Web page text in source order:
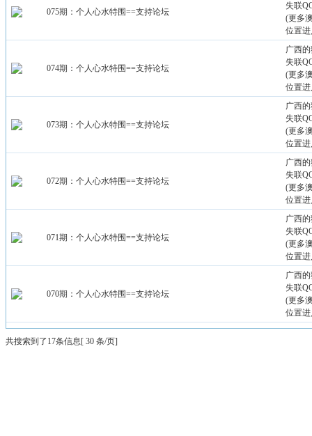
075期：个人心水特围==支持论坛
失联
(更多
位置
074期：个人心水特围==支持论坛
广西
失联
(更多
位置
073期：个人心水特围==支持论坛
广西
失联
(更多
位置
072期：个人心水特围==支持论坛
广西
失联
(更多
位置
071期：个人心水特围==支持论坛
广西
失联
(更多
位置
070期：个人心水特围==支持论坛
广西
失联
(更多
位置
共搜索到了17条信息[ 30 条/页]